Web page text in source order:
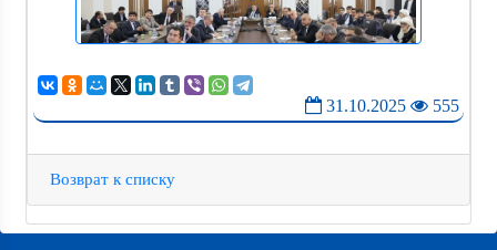
31.10.2025 555
Возврат к списку